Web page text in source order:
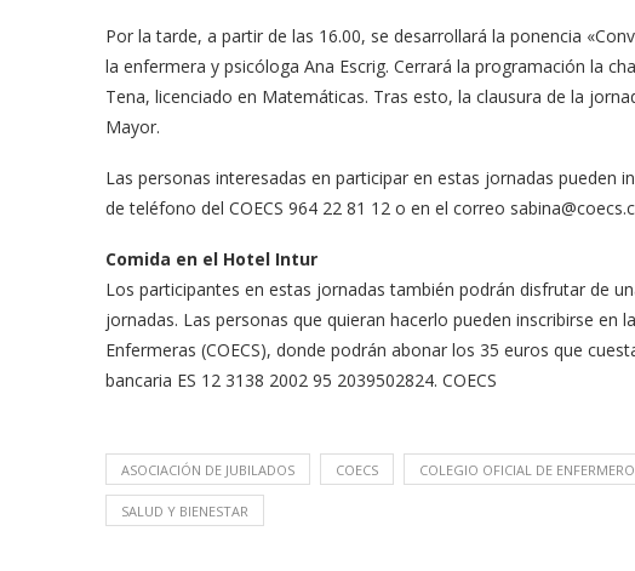
Por la tarde, a partir de las 16.00, se desarrollará la ponencia
la enfermera y psicóloga Ana Escrig. Cerrará la programación la
Tena, licenciado en Matemáticas. Tras esto, la clausura de la
Mayor.
Las personas interesadas en participar en estas jornadas
de teléfono del COECS 964 22 81 12 o en el correo
Comida en el Hotel Intur
Los participantes en estas jornadas también podrán disfrutar de
jornadas. Las personas que quieran hacerlo pueden inscribirse en
Enfermeras (COECS), donde podrán abonar los 35 euros que
bancaria ES 12 3138 2002 95 2039502824. COECS
ASOCIACIÓN DE JUBILADOS COECS COLEGIO OFICIAL DE
SALUD Y BIENESTAR